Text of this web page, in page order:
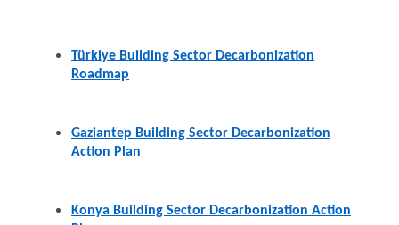
Türkiye Building Sector Decarbonization
Roadmap
Gaziantep Building Sector Decarbonization
Action Plan
Konya Building Sector Decarbonization Action